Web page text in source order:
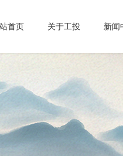
首页 关于工投 新闻